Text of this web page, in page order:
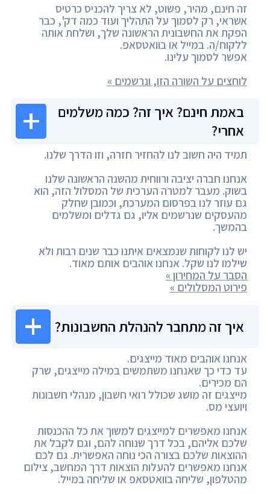
זה חינם, מהיר, פשוט, לא צריך להכניס כרטיס
אשראי, רק לסמוך על התהליך ועוד כמה דק', כבר
הפקת את החשבונית הראשונה שלך, ושלחת אותה
ללקוח/ה. במייל או בוואטסאפ.
אפשר לסמוך עלינו.
לוחצים על השורה הזו, ונרשמים »
באמת חינם? איך זה? כמה משלמים
אחרי?
תמיד היה חשוב לנו להחזיר חזרה, וזו הדרך שלנו.
אנחנו חברה יציבה ורווחית מהשנה הראשונה שלנו
בשוק. מעבר למטרה הערכית של המסלול הזה, הוא
גם עוזר לנו בפרסום המערכת, וכמובן שחלק
מהעסקים שנרשמים אליו, גם גדלים ומשלמים
בהמשך.
יש לנו לקוחות שנמצאים איתנו כבר שנים רבות ולא
שילמו לנו שקל. אנחנו אוהבים אותם מאוד.
הסבר על המחירון »
פירוט המסלולים »
איך זה מתחבר להנהלת החשבונות?
אנחנו אוהבים מאוד מייצגים.
עד כדי כך שאנחנו משתמשים במילה מייצגים, שרק
הם מכירים.
מייצגים זה מושג שכולל רואי חשבון, מנהלי חשבונות
ויועצי מס.
אנחנו מאפשרים למייצגים למשוך את כל ההכנסות
שלכם אליהם, בכל דרך שנוחה להם, וגם לקבל את
ההוצאות שלכם בצורה הכי נוחה האפשרית. גם לכם
אנחנו מאפשרים להעלות הוצאות דרך המחשב, צילום
מהטלפון, שליחה בוואטסאפ או שליחה במייל.